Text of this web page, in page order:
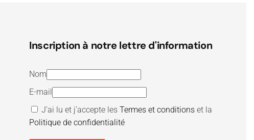
Inscription à notre lettre d'information
Nom
E-mail
J’ai lu et j’accepte lesTermes et conditions et la
Politique de confidentialité